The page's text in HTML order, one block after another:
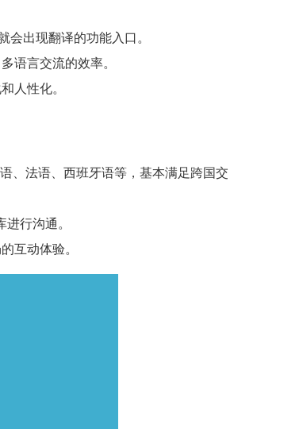
出现翻译的功能入口。
语言交流的效率。
人性化。
、法语、西班牙语等，基本满足跨国交
行沟通。
互动体验。